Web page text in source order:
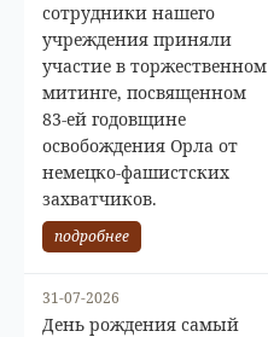
сотрудники нашего
учреждения приняли
участие в торжественном
митинге, посвященном
83-ей годовщине
освобождения Орла от
немецко-фашистских
захватчиков.
подробнее
31-07-2026
День рождения самый